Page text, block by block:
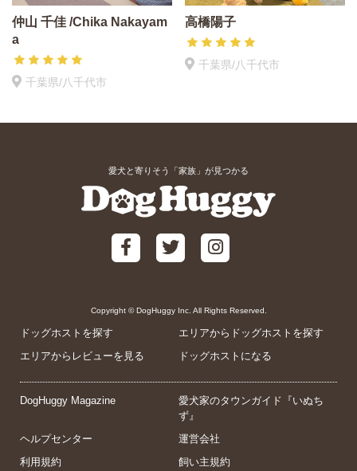
仲山 千佳 /Chika Nakayam
a
千葉県/八千代市
高橋陽子
千葉県/八千代市
愛犬と寄りそう「家族」が見つかる
Copyright © DogHuggy Inc. All Rights Reserved.
ドッグホストを探す
エリアからドッグホストを探す
エリアからレビューを見る
ドッグホストになる
DogHuggy Magazine
愛犬家のタウンガイド『いぬち
ず』
ヘルプセンター
運営会社
利用規約
飼い主規約